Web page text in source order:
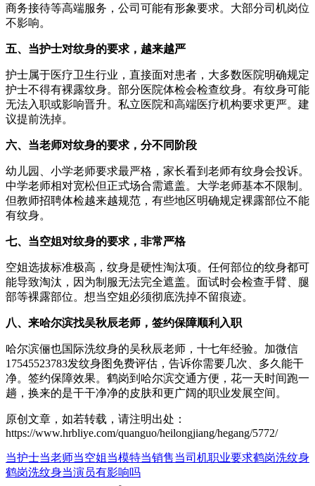
商务接待等高端服务，公司可能有形象要求。大部分司机岗位
不影响。
五、当护士对纹身的要求，越来越严
护士属于医疗卫生行业，直接面对患者，大多数医院明确规定
护士不得有裸露纹身。部分医院体检会检查纹身。有纹身可能
无法入职或影响晋升。私立医院和高端医疗机构要求更严。建
议提前洗掉。
六、当老师对纹身的要求，分不同阶段
幼儿园、小学老师要求最严格，家长看到老师有纹身会投诉。
中学老师相对宽松但正式场合需遮盖。大学老师基本不限制。
但教师招聘体检越来越规范，有些地区明确规定裸露部位不能
有纹身。
七、当空姐对纹身的要求，非常严格
空姐选拔标准极高，纹身是硬性淘汰项。任何部位的纹身都可
能导致淘汰，因为制服无法完全遮盖。面试时会检查手臂、腿
部等裸露部位。想当空姐必须彻底洗掉不留痕迹。
八、来哈尔滨找吴秋辰老师，签约保障顺利入职
哈尔滨俪也国际洗纹身的吴秋辰老师，十七年经验。加微信
17545523783发纹身图免费评估，告诉你需要几次、多久能干
净。签约保障效果。鹤岗到哈尔滨交通方便，花一天时间跑一
趟，换来的是干干净净的皮肤和更广阔的职业发展空间。
原创文章，如若转载，请注明出处：
https://www.hrbliye.com/quanguo/heilongjiang/hegang/5772/
当护士当老师当空姐当模特当销售当司机职业要求鹤岗洗纹身
鹤岗洗纹身当演员有影响吗